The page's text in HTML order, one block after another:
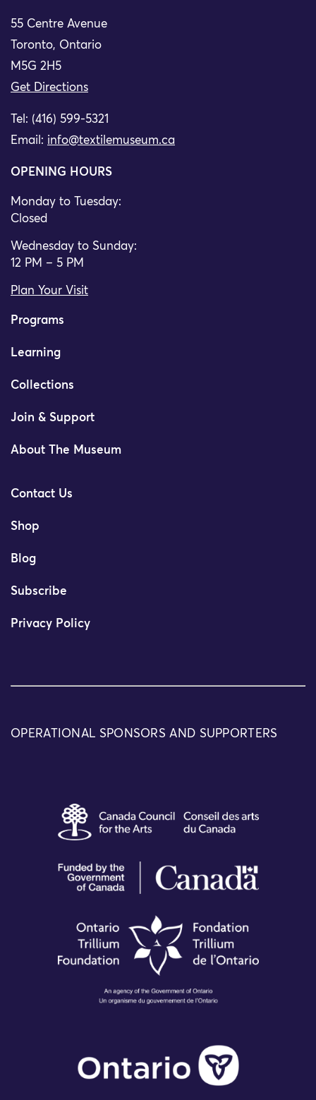
55 Centre Avenue
Toronto, Ontario
M5G 2H5
Get Directions
Tel: (416) 599-5321
Email: info@textilemuseum.ca
OPENING HOURS
Monday to Tuesday:
Closed
Wednesday to Sunday:
12 PM – 5 PM
Plan Your Visit
Programs
Learning
Collections
Join & Support
About The Museum
Contact Us
Shop
Blog
Subscribe
Privacy Policy
OPERATIONAL SPONSORS AND SUPPORTERS